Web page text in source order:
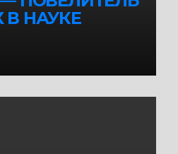
НАУКЕ